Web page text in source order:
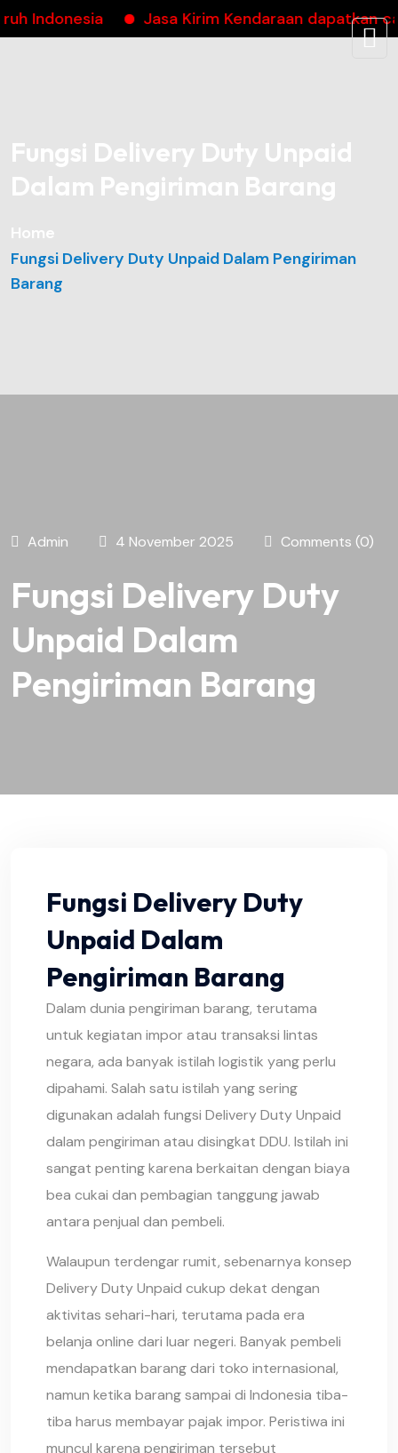
Jasa Kirim Kendaraan dapatkan
Fungsi Delivery Duty Unpaid
Dalam Pengiriman Barang
Home
Fungsi Delivery Duty Unpaid Dalam Pengiriman
Barang
Admin 4 November 2025 Comments (0)
Fungsi Delivery Duty
Unpaid Dalam
Pengiriman Barang
Fungsi Delivery Duty
Unpaid Dalam
Pengiriman Barang
Dalam dunia pengiriman barang, terutama
untuk kegiatan impor atau transaksi lintas
negara, ada banyak istilah logistik yang perlu
dipahami. Salah satu istilah yang sering
digunakan adalah fungsi Delivery Duty Unpaid
dalam pengiriman atau disingkat DDU. Istilah ini
sangat penting karena berkaitan dengan biaya
bea cukai dan pembagian tanggung jawab
antara penjual dan pembeli.
Walaupun terdengar rumit, sebenarnya konsep
Delivery Duty Unpaid cukup dekat dengan
aktivitas sehari-hari, terutama pada era
belanja online dari luar negeri. Banyak pembeli
mendapatkan barang dari toko internasional,
namun ketika barang sampai di Indonesia tiba-
tiba harus membayar pajak impor. Peristiwa ini
muncul karena pengiriman tersebut